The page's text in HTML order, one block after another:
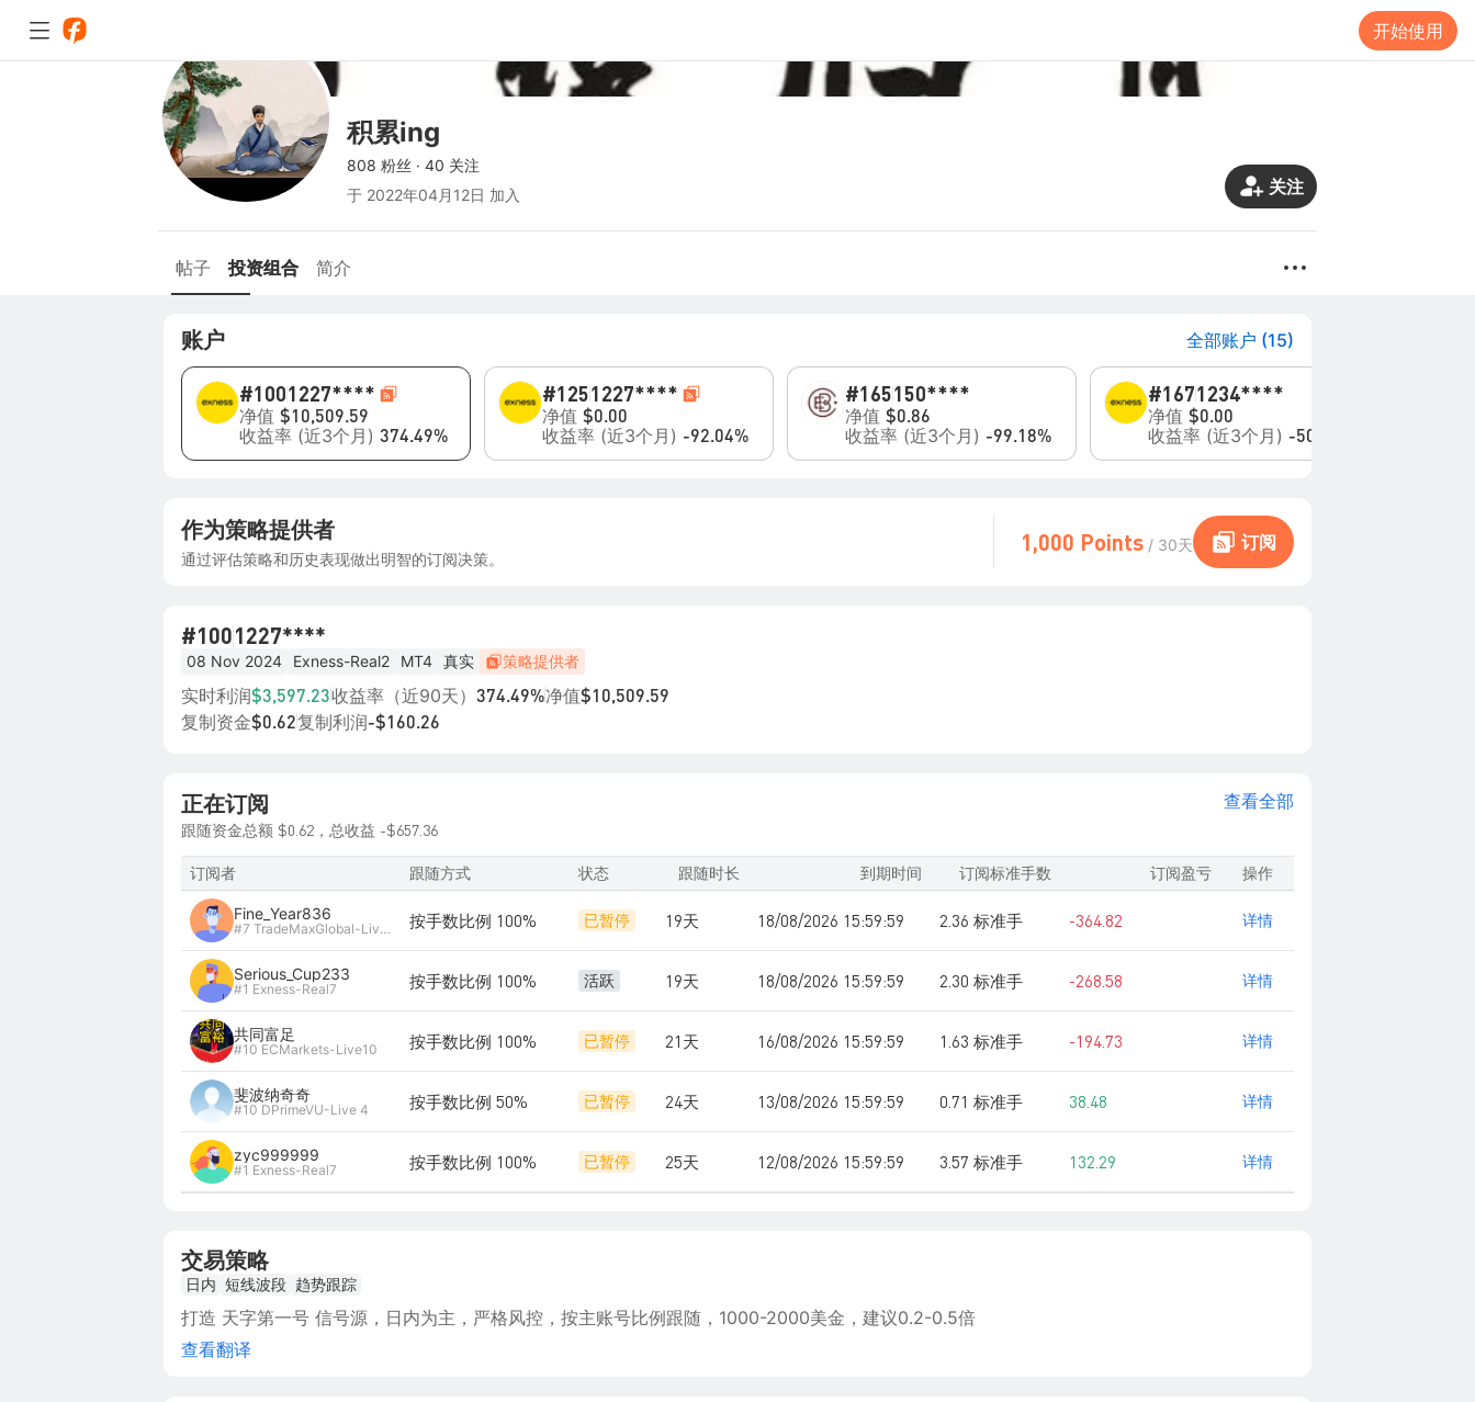
开始使用
积累ing
808 粉丝 · 40 关注
于 2022年04月12日 加入 关注
帖子 投资组合 简介
账户 全部账户 (15)
#1001227****
净值 $10,509.59
收益率 (近3个月) 374.49%
#1251227****
净值 $0.00
收益率 (近3个月) -92.04%
#165150****
净值 $0.86
收益率 (近3个月) -99.18%
#1671234****
净值 $0.00
收益率 (近3个月) -50.07%
作为策略提供者
通过评估策略和历史表现做出明智的订阅决策。
1,000 Points / 30天 订阅
#1001227****
08 Nov 2024 Exness-Real2 MT4 真实 策略提供者
实时利润$3,597.23收益率（近90天） 374.49%净值$10,509.59
复制资金$0.62复制利润-$160.26
正在订阅 查看全部
跟随资金总额 $0.62 ，总收益 -$657.36
订阅者 跟随方式 状态 跟随时长 到期时间 订阅标准手数 订阅盈亏 操作
Fine_Year836
#7 TradeMaxGlobal-Live14 按手数比例 100% 已暂停 19天 18/08/2026 15:59:59 2.36 标准手 -364.82 详情
Serious_Cup233
#1 Exness-Real7 按手数比例 100% 活跃 19天 18/08/2026 15:59:59 2.30 标准手 -268.58 详情
共同富足
#10 ECMarkets-Live10 按手数比例 100% 已暂停 21天 16/08/2026 15:59:59 1.63 标准手 -194.73 详情
斐波纳奇奇
#10 DPrimeVU-Live 4 按手数比例 50% 已暂停 24天 13/08/2026 15:59:59 0.71 标准手 38.48 详情
zyc999999
#1 Exness-Real7 按手数比例 100% 已暂停 25天 12/08/2026 15:59:59 3.57 标准手 132.29 详情
交易策略
日内 短线波段 趋势跟踪
打造 天字第一号 信号源，日内为主，严格风控，按主账号比例跟随，1000-2000美金，建议0.2-0.5倍
查看翻译